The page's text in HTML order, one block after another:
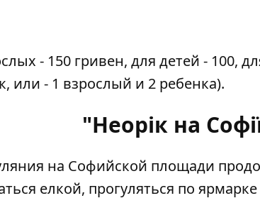
- 150 гривен, для детей - 100,
или - 1 взрослый и 2 ребенка).
"Неорік на
на Софийской площади
елкой, прогуляться по